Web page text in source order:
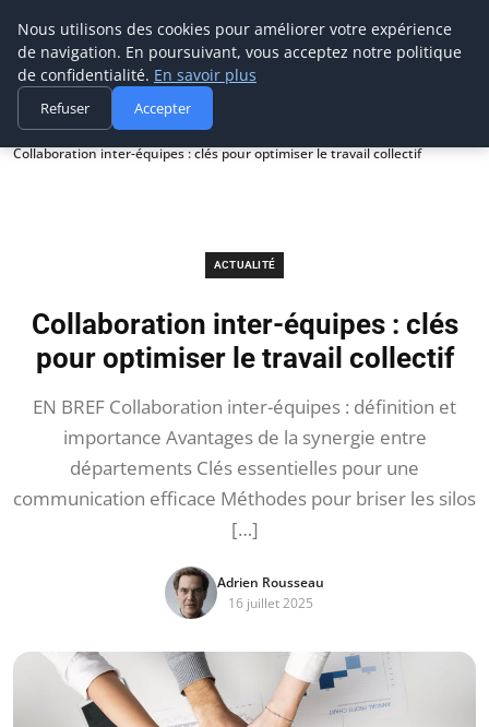
Prospection Pro
Accueil
Actualité
Collaboration inter-équipes : clés pour optimiser le travail collectif
ACTUALITÉ
Collaboration inter-équipes : clés
pour optimiser le travail collectif
EN BREF Collaboration inter-équipes : définition et
importance Avantages de la synergie entre
départements Clés essentielles pour une
communication efficace Méthodes pour briser les silos
[…]
Adrien Rousseau
16 juillet 2025
Nous utilisons des cookies pour améliorer votre expérience
de navigation. En poursuivant, vous acceptez notre politique
de confidentialité. En savoir plus
Refuser Accepter